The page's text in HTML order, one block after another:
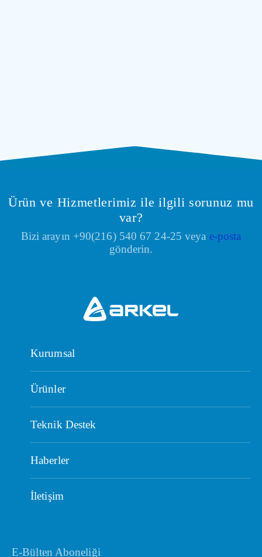
Ürün ve Hizmetlerimiz ile ilgili sorunuz mu
var?
Bizi arayın +90(216) 540 67 24-25 veya e-posta
gönderin.
Kurumsal
Ürünler
Teknik Destek
Haberler
İletişim
E-Bülten Aboneliği